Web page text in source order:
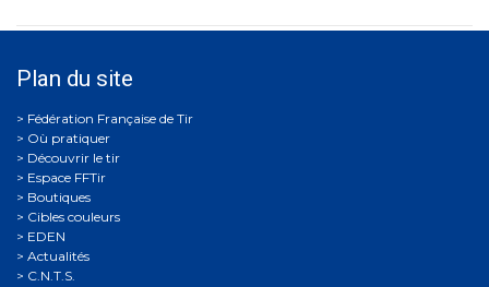
Plan du site
Où pratiquer
Découvrir le tir
Espace FFTir
Boutiques
Cibles couleurs
EDEN
Actualités
C.N.T.S.